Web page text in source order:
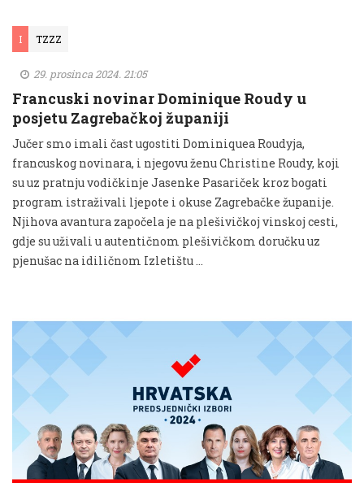
I TZZZ
29. prosinca 2024. 21:05
Francuski novinar Dominique Roudy u
posjetu Zagrebačkoj županiji
Jučer smo imali čast ugostiti Dominiquea Roudyja,
francuskog novinara, i njegovu ženu Christine Roudy, koji
su uz pratnju vodičkinje Jasenke Pasariček kroz bogati
program istraživali ljepote i okuse Zagrebačke županije.
Njihova avantura započela je na plešivičkoj vinskoj cesti,
gdje su uživali u autentičnom plešivičkom doručku uz
pjenušac na idiličnom Izletištu …